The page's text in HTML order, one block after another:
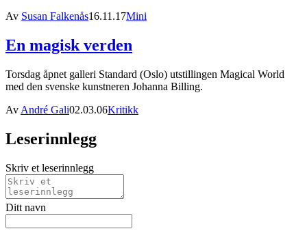
Av Susan Falkenås16.11.17Mini
En magisk verden
Torsdag åpnet galleri Standard (Oslo) utstillingen Magical World
med den svenske kunstneren Johanna Billing.
Av André Gali02.03.06Kritikk
Leserinnlegg
Skriv et leserinnlegg
Ditt navn